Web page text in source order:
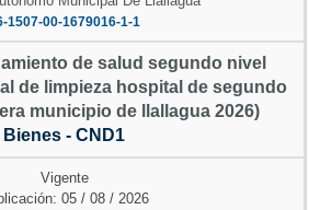
1507-00-1679016-1-1
de salud segundo nivel
de limpieza hospital de segundo
municipio de llallagua 2026)
Bienes - CND1
Vigente
05 / 08 / 2026